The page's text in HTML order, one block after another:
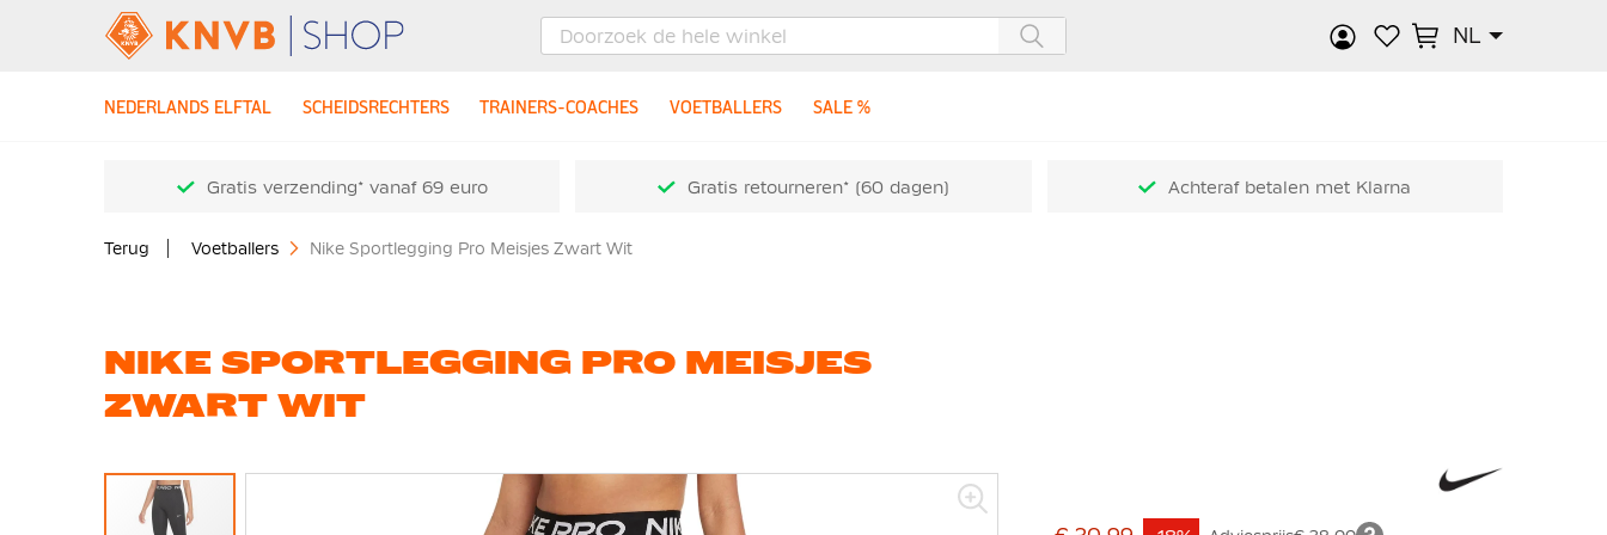
NL
NEDERLANDS ELFTAL SCHEIDSRECHTERS TRAINERS-COACHES VOETBALLERS SALE %
Gratis verzending* vanaf 69 euro Gratis retourneren* (60 dagen) Achteraf betalen met Klarna
Terug Voetballers Nike Sportlegging Pro Meisjes Zwart Wit
NIKE SPORTLEGGING PRO MEISJES
ZWART WIT
Ga